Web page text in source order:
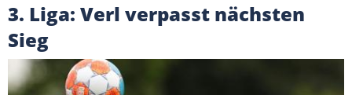
3. Liga: Verl verpasst nächsten
Sieg